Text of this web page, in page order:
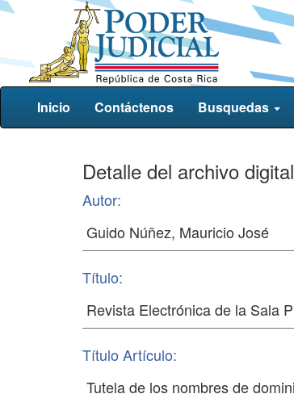
Inicio Contáctenos Busquedas
Detalle del archivo digital
Autor:
Título:
Título Artículo: